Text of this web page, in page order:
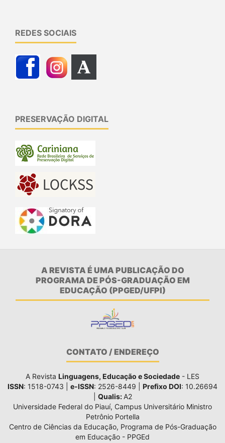
REDES SOCIAIS
PRESERVAÇÃO DIGITAL
A REVISTA É UMA PUBLICAÇÃO DO
PROGRAMA DE PÓS-GRADUAÇÃO EM
EDUCAÇÃO (PPGED/UFPI)
CONTATO / ENDEREÇO
A Revista Linguagens, Educação e Sociedade - LES
ISSN: 1518-0743 | e-ISSN: 2526-8449 | Prefixo DOI: 10.26694
Qualis: A2
Universidade Federal do Piauí, Campus Universitário Ministro
Petrônio Portella
Centro de Ciências da Educação, Programa de Pós-Graduação
em Educação - PPGEd